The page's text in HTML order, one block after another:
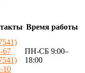
Время работы
67
10
ПН-СБ 9:00–
18:00